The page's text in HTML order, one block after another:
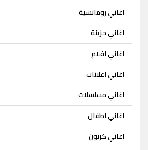
اغاني رومانسية
اغاني حزينة
اغاني افلام
اغاني اعلانات
اغاني مسلسلات
اغاني اطفال
اغاني كرتون